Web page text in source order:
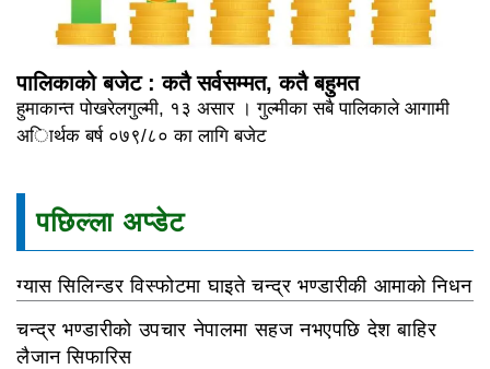
पालिकाको बजेट : कतै सर्वसम्मत, कतै बहुमत
हुमाकान्त पोखरेलगुल्मी, १३ असार । गुल्मीका सबै पालिकाले आगामी
अािर्थक बर्ष ०७९/८० का लागि बजेट
पछिल्ला अप्डेट
ग्यास सिलिन्डर विस्फोटमा घाइते चन्द्र भण्डारीकी आमाको निधन
चन्द्र भण्डारीको उपचार नेपालमा सहज नभएपछि देश बाहिर
लैजान सिफारिस